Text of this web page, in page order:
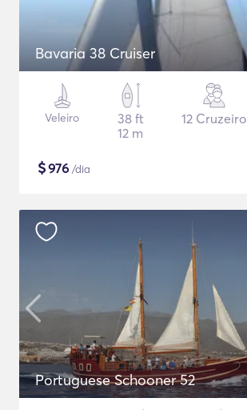
Bavaria 38 Cruiser
Veleiro
38 ft
12 m
12 Cruzeiro
$976 /dia
Portuguese Schooner 52